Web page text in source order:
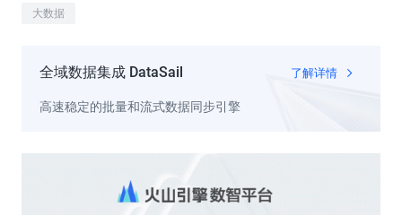
大数据
全域数据集成 DataSail 了解详情
高速稳定的批量和流式数据同步引擎